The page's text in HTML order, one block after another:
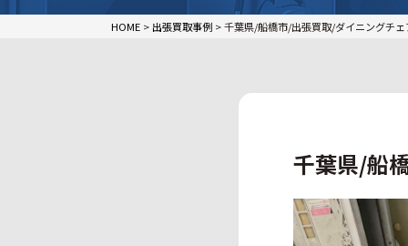
HOME > 出張買取事例 >千葉県/船橋市/出張買取/ダイニングチ
千葉県/船